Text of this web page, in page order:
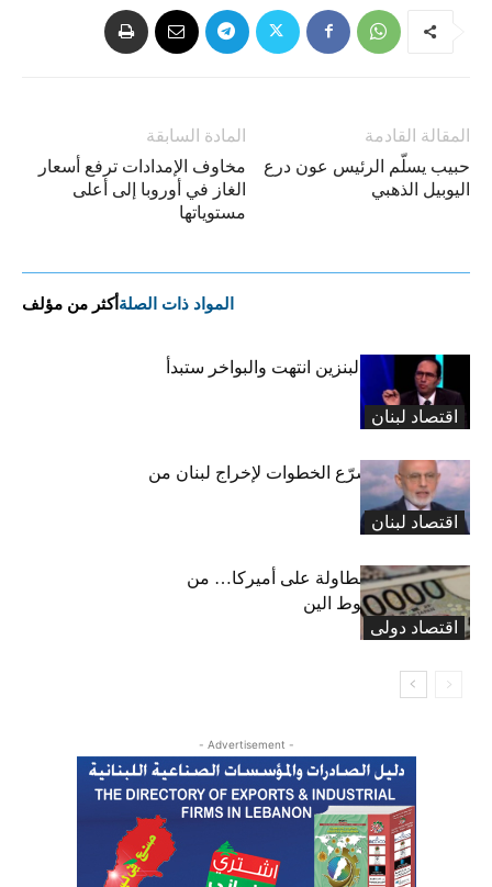
المادة السابقة
مخاوف الإمدادات ترفع أسعار
الغاز في أوروبا إلى أعلى
مستوياتها
المقالة القادمة
حبيب يسلّم الرئيس عون درع
اليوبيل الذهبي
المواد ذات الصلة أكثر من مؤلف
اقتصاد لبنان
البراكس: أزمة البنزين انتهت والبواخر ستبدأ
التفريغ
اقتصاد لبنان
حكومة سلام تسرّع الخطوات لإخراج لبنان من
اللائحة الرمادية
اقتصاد دولی
«هرمز» يقلب الطاولة على أميركا… من
طوكيو: ليلة سقوط الين
- Advertisement -